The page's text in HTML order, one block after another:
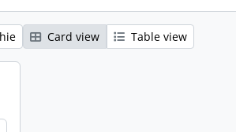
Card view Table view